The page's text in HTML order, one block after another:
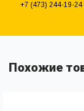
+7 (473) 244-19-24
Похожие